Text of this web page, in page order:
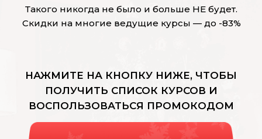
Такого никогда не было и больше НЕ будет.
Скидки на многие ведущие курсы — до -83%
НАЖМИТЕ НА КНОПКУ НИЖЕ, ЧТОБЫ
ПОЛУЧИТЬ СПИСОК КУРСОВ И
ВОСПОЛЬЗОВАТЬСЯ ПРОМОКОДОМ